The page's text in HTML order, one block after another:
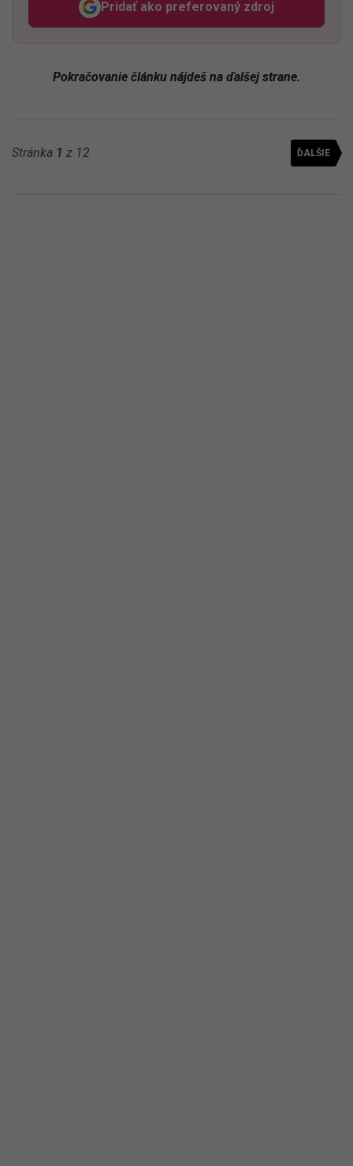
Pridať ako preferovaný zdroj
Odzadu, odkaz sa otvorí v
Pokračovanie článku nájdeš na ďalšej strane.
Stránka 1 z 12 ĎALŠIE